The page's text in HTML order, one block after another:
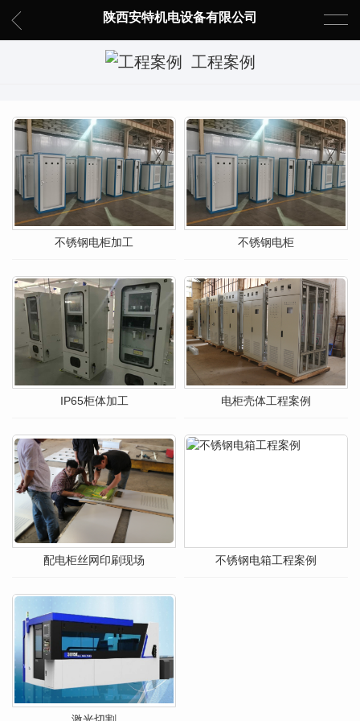
陕西安特机电设备有限公司
工程案例
不锈钢电柜加工 不锈钢电柜
IP65柜体加工 电柜壳体工程案例
配电柜丝网印刷现场 不锈钢电箱工程案例